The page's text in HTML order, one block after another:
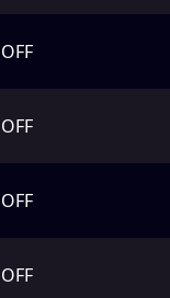
OFF
OFF
OFF
OFF